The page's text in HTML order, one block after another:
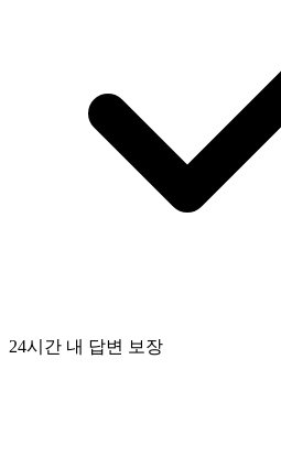
24시간 내 답변 보장